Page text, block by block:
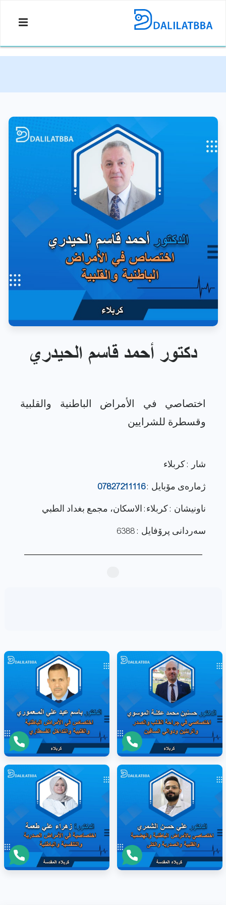
دكتور أحمد قاسم الحيدري
اختصاصي في الأمراض الباطنية والقلبية
شار : كربلاء
ژماره‌ی مۆبایل :07827211116
ناونيشان : كربلاء: الاسكان، مجمع بغداد الطبي
سەردانی پرۆفایل : 6388